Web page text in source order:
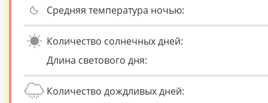
Средняя температура ночью:
Количество солнечных дней:
Длина светового дня:
Количество дождливых дней: